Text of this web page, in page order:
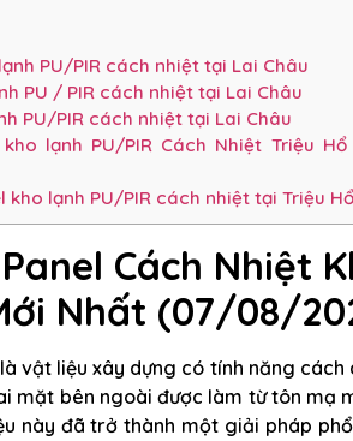
PU/PIR cách nhiệt tại Lai Châu
PU / PIR cách nhiệt tại Lai Châu
PU/PIR cách nhiệt tại Lai Châu
lạnh PU/PIR Cách Nhiệt Triệu
lạnh PU/PIR cách nhiệt tại Triệu
Cách Nhiệt
Nhất (07/08/
vật liệu xây dựng có tính năng
mặt bên ngoài được làm từ tôn mạ
này đã trở thành một giải pháp